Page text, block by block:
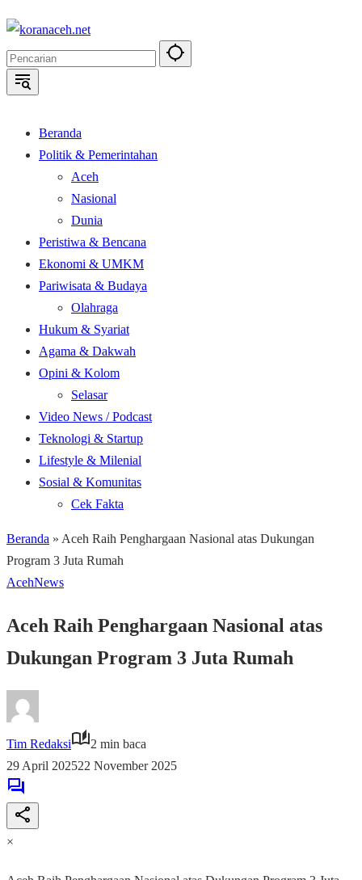
Langsung
konten
Beranda
Politik & Pemerintahan
Aceh
Nasional
Dunia
Peristiwa & Bencana
Ekonomi & UMKM
Pariwisata & Budaya
Olahraga
Hukum & Syariat
Agama & Dakwah
Opini & Kolom
Selasar
Video News / Podcast
Teknologi & Startup
Lifestyle & Milenial
Sosial & Komunitas
Cek Fakta
Beranda » Aceh Raih Penghargaan Nasional atas Dukungan
Program 3 Juta Rumah
AcehNews
Aceh Raih Penghargaan Nasional atas
Dukungan Program 3 Juta Rumah
Tim Redaksi
2 min baca
29 April 202522 November 2025
×